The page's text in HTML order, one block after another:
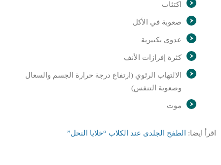
اكتئاب
صعوبة في الأكل
عدوى بكتيرية
كثرة إفرازات الأنف
الالتهاب الرئوي (ارتفاع درجة حرارة الجسم والسعال
وصعوبة التنفس)
موت
اقرأ ايضا: الطفح الجلدى عند الكلاب “خلايا النحل”